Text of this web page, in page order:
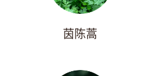
茵陈蒿